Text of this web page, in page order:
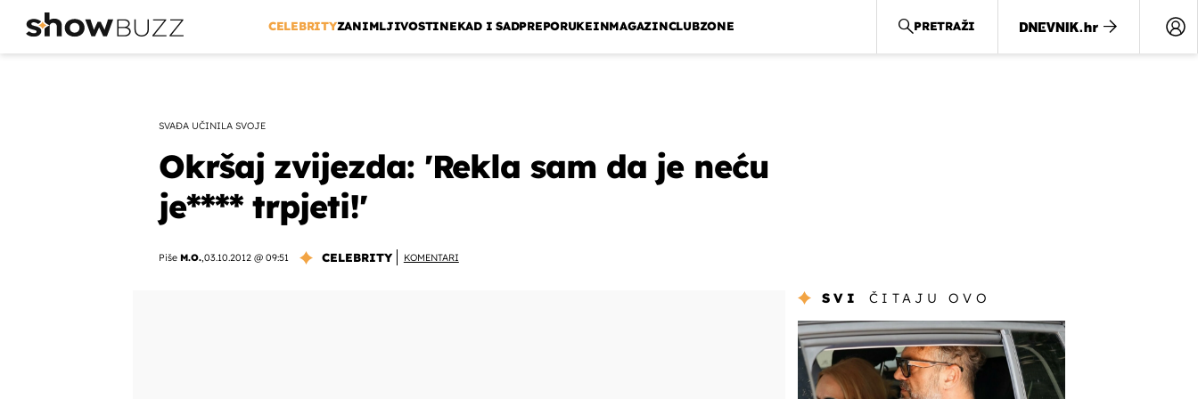
CELEBRITYZANIMLJIVOSTINEKAD I SADPREPORUKEINMAGAZINCLUBZONE PRETRAŽI
SVAĐA UČINILA SVOJE
Okršaj zvijezda: 'Rekla sam da je neću
je**** trpjeti!'
Piše M.O.,03.10.2012 @ 09:51 CELEBRITY KOMENTARI
SVI ČITAJU OVO